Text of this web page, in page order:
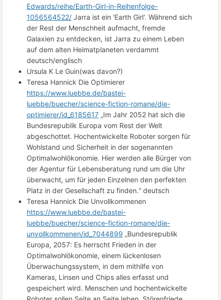
Edwards/reihe/Earth-Girl-in-Reihenfolge-
1056564522/ Jarra ist ein 'Earth Girl'. Während sich
der Rest der Menschheit aufmacht, fremde
Galaxien zu entdecken, ist Jarra zu einem Leben
auf dem alten Heimatplaneten verdammt
deutsch/englisch
Ursula K Le Guin(was davon?)
Teresa Hannick Die Optimierer
https://www.luebbe.de/bastei-
luebbe/buecher/science-fiction-romane/die-
optimierer/id_6185617 „Im Jahr 2052 hat sich die
Bundesrepublik Europa vom Rest der Welt
abgeschottet. Hochentwickelte Roboter sorgen für
Wohlstand und Sicherheit in der sogenannten
Optimalwohlökonomie. Hier werden alle Bürger von
der Agentur für Lebensberatung rund um die Uhr
überwacht, um für jeden Einzelnen den perfekten
Platz in der Gesellschaft zu finden.“ deutsch
Teresa Hannick Die Unvollkommenen
https://www.luebbe.de/bastei-
luebbe/buecher/science-fiction-romane/die-
unvollkommenen/id_7044899 „Bundesrepublik
Europa, 2057: Es herrscht Frieden in der
Optimalwohlökonomie, einem lückenlosen
Überwachungssystem, in dem mithilfe von
Kameras, Linsen und Chips alles erfasst und
gespeichert wird. Menschen und hochentwickelte